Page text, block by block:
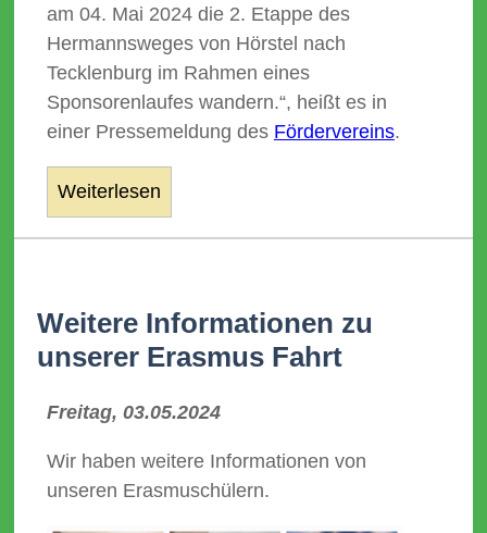
am 04. Mai 2024 die 2. Etappe des
Hermannsweges von Hörstel nach
Tecklenburg im Rahmen eines
Sponsorenlaufes wandern.“, heißt es in
einer Pressemeldung des Fördervereins.
Weiterlesen
Weitere Informationen zu
unserer Erasmus Fahrt
Freitag, 03.05.2024
Wir haben weitere Informationen von
unseren Erasmuschülern.